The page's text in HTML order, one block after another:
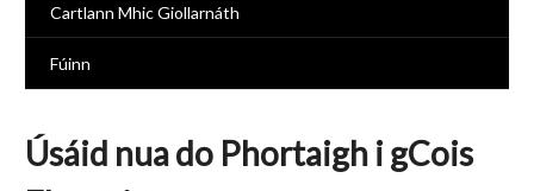
Cartlann Mhic Giollarnáth
Fúinn
Úsáid nua do Phortaigh i gCois